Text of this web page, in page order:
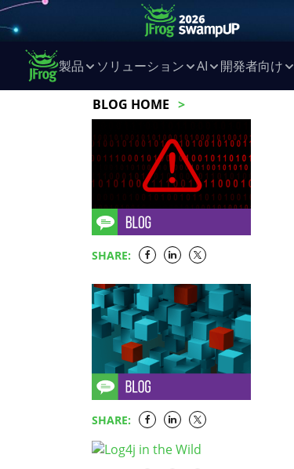
製品 ソリューション AI 開発者向け
BLOG HOME
SHARE:
SHARE: